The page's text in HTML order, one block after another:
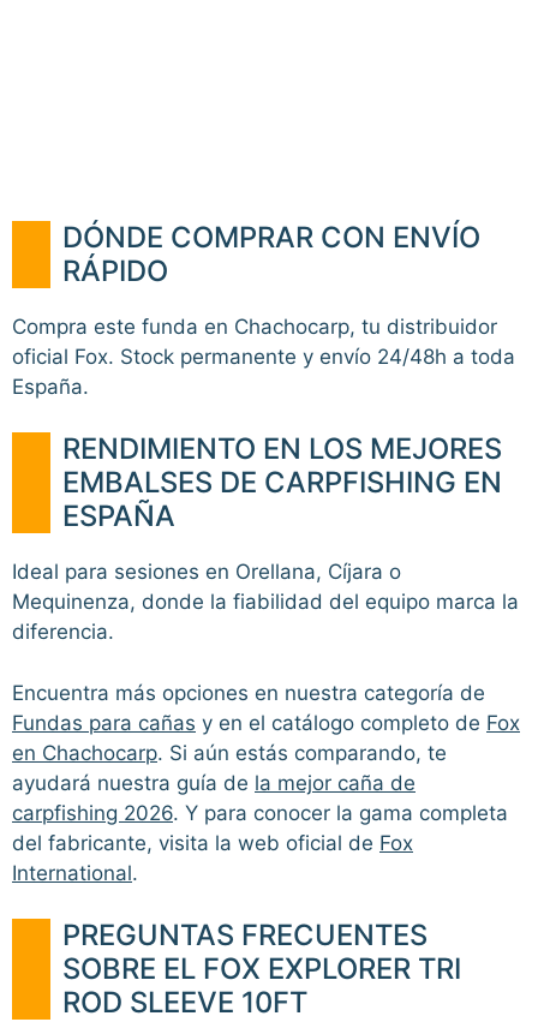
DÓNDE COMPRAR CON ENVÍO
RÁPIDO
Compra este funda en Chachocarp, tu distribuidor
oficial Fox. Stock permanente y envío 24/48h a toda
España.
RENDIMIENTO EN LOS MEJORES
EMBALSES DE CARPFISHING EN
ESPAÑA
Ideal para sesiones en Orellana, Cíjara o
Mequinenza, donde la fiabilidad del equipo marca la
diferencia.
Encuentra más opciones en nuestra categoría de
Fundas para cañas y en el catálogo completo de Fox
en Chachocarp. Si aún estás comparando, te
ayudará nuestra guía de la mejor caña de
carpfishing 2026. Y para conocer la gama completa
del fabricante, visita la web oficial de Fox
International.
PREGUNTAS FRECUENTES
SOBRE EL FOX EXPLORER TRI
ROD SLEEVE 10FT